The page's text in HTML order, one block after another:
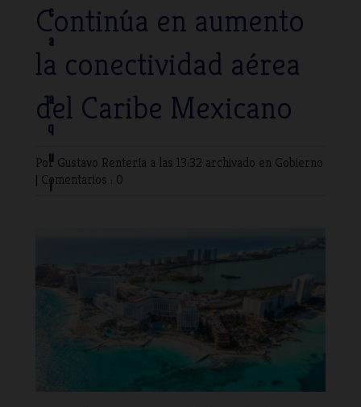
c
a
a
q
u
í
Continúa en aumento
la conectividad aérea
del Caribe Mexicano
Por Gustavo Rentería a las 13:32 archivado en Gobierno
| Comentarios : 0